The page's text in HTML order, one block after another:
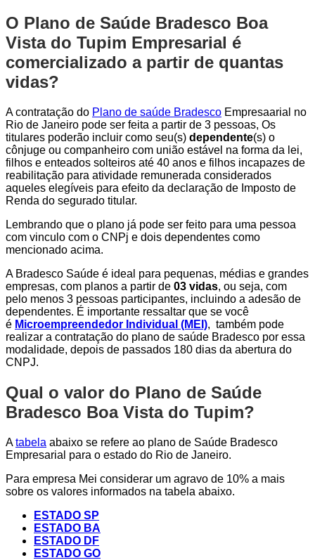
O Plano de Saúde Bradesco Boa
Vista do Tupim Empresarial é
comercializado a partir de quantas
vidas?
A contratação do Plano de saúde Bradesco Empresaarial no
Rio de Janeiro pode ser feita a partir de 3 pessoas, Os
titulares poderão incluir como seu(s) dependente(s) o
cônjuge ou companheiro com união estável na forma da lei,
filhos e enteados solteiros até 40 anos e filhos incapazes de
reabilitação para atividade remunerada considerados
aqueles elegíveis para efeito da declaração de Imposto de
Renda do segurado titular.
Lembrando que o plano já pode ser feito para uma pessoa
com vinculo com o CNPj e dois dependentes como
mencionado acima.
A Bradesco Saúde é ideal para pequenas, médias e grandes
empresas, com planos a partir de 03 vidas, ou seja, com
pelo menos 3 pessoas participantes, incluindo a adesão de
dependentes. É importante ressaltar que se você
é Microempreendedor Individual (MEI), também pode
realizar a contratação do plano de saúde Bradesco por essa
modalidade, depois de passados 180 dias da abertura do
CNPJ.
Qual o valor do Plano de Saúde
Bradesco Boa Vista do Tupim?
Atabela abaixo se refere ao plano de Saúde Bradesco
Empresarial para o estado do Rio de Janeiro.
Para empresa Mei considerar um agravo de 10% a mais
sobre os valores informados na tabela abaixo.
ESTADO SP
ESTADO BA
ESTADO DF
ESTADO GO